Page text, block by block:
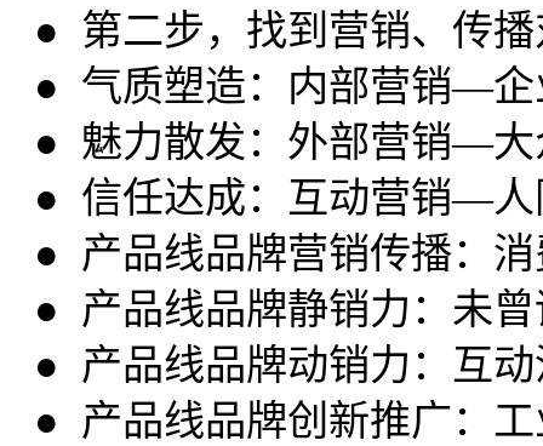
● 第二步，找到营销、传
● 气质塑造：内部营销—
● 魅力散发：外部营销—
● 信任达成：互动营销—
● 产品线品牌营销传播：
● 产品线品牌静销力：未
● 产品线品牌动销力：互
● 产品线品牌创新推广：